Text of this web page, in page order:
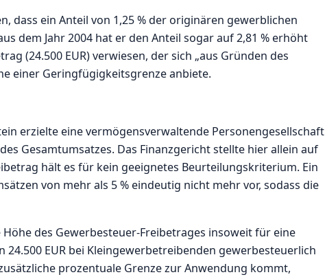
dass ein Anteil von 1,25 % der originären gewerblichen
dem Jahr 2004 hat er den Anteil sogar auf 2,81 % erhöht
(24.500 EUR) verwiesen, der sich „aus Gründen des
einer Geringfügigkeitsgrenze anbiete.
erzielte eine vermögensverwaltende Personengesellschaft
Gesamtumsatzes. Das Finanzgericht stellte hier allein auf
hält es für kein geeignetes Beurteilungskriterium. Ein
von mehr als 5 % eindeutig nicht mehr vor, sodass die
des Gewerbesteuer-Freibetrages insoweit für eine
EUR bei Kleingewerbetreibenden gewerbesteuerlich
prozentuale Grenze zur Anwendung kommt,